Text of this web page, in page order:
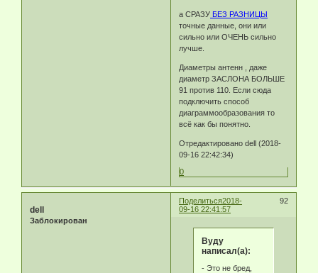
а СРАЗУ БЕЗ РАЗНИЦЫ
точные данные, они или
сильно или ОЧЕНЬ сильно
лучше.
Диаметры антенн , даже
диаметр ЗАСЛОНА БОЛЬШЕ
91 против 110. Если сюда
подключить способ
диаграммообразования то
всё как бы понятно.
Отредактировано dell (2018-
09-16 22:42:34)
0
Поделиться 92
2018-
09-16 22:41:57
dell
Заблокирован
Byду
написал(а):
- Это не бред,